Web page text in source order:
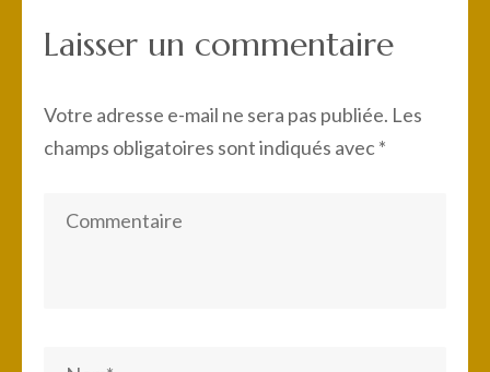
Laisser un commentaire
Votre adresse e-mail ne sera pas publiée. Les
champs obligatoires sont indiqués avec*